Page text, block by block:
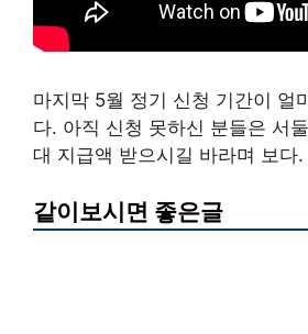
마지막 5월 정기 신청 기간이 얼
다. 아직 신청 못하신 분들은 서
대 지급액 받으시길 바라며 보다.
같이보시면 좋은글